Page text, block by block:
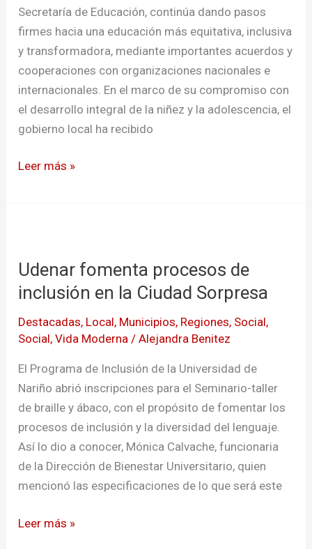
Secretaría de Educación, continúa dando pasos
firmes hacia una educación más equitativa, inclusiva
y transformadora, mediante importantes acuerdos y
cooperaciones con organizaciones nacionales e
internacionales. En el marco de su compromiso con
el desarrollo integral de la niñez y la adolescencia, el
gobierno local ha recibido
Leer más »
Udenar fomenta procesos de
inclusión en la Ciudad Sorpresa
Destacadas, Local, Municipios, Regiones, Social,
Social,Vida Moderna /Alejandra Benitez
El Programa de Inclusión de la Universidad de
Nariño abrió inscripciones para el Seminario-taller
de braille y ábaco, con el propósito de fomentar los
procesos de inclusión y la diversidad del lenguaje.
Así lo dio a conocer, Mónica Calvache, funcionaria
de la Dirección de Bienestar Universitario, quien
mencionó las especificaciones de lo que será este
procesos
de
en
la
Ciudad
Sorpresa
Leer más »